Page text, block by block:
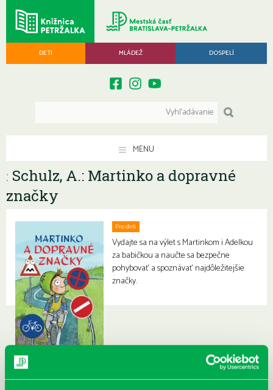
DETI MLÁDEŽ DOSPELÍ
MENU
: Schulz, A.: Martinko a dopravné
značky
Pre deti
Vydajte sa na výlet s Martinkom i Adelkou
za babičkou a naučte sa bezpečne
pohybovať a spoznávať najdôležitejšie
značky.